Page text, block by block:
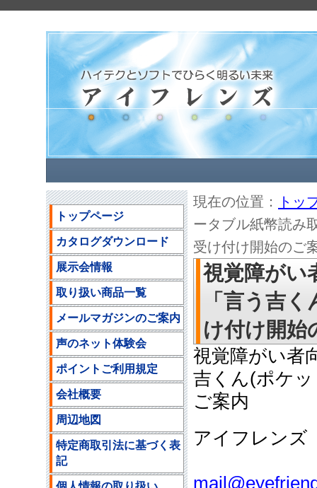
現在の位置：
トッ
ータブル紙幣読
受け付け開始のご
視覚障が
「言う吉
け付け開始
視覚障がい者
吉くん(ポケ
ご案内
アイフレン
トップページ
カタログダウンロード
展示会情報
取り扱い商品一覧
メールマガジンのご案内
声のネット体験会
ポイントご利用規定
会社概要
周辺地図
特定商取引法に基づく表
記